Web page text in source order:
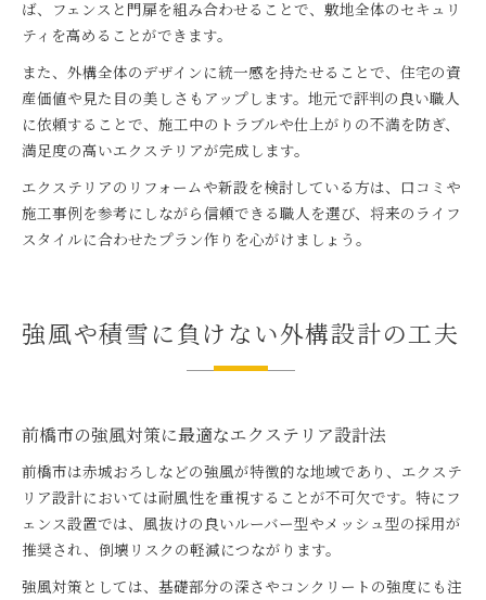
ば、フェンスと門扉を組み合わせることで、敷地全体のセキュリ
ティを高めることができます。
また、外構全体のデザインに統一感を持たせることで、住宅の資
産価値や見た目の美しさもアップします。地元で評判の良い職人
に依頼することで、施工中のトラブルや仕上がりの不満を防ぎ、
満足度の高いエクステリアが完成します。
エクステリアのリフォームや新設を検討している方は、口コミや
施工事例を参考にしながら信頼できる職人を選び、将来のライフ
スタイルに合わせたプラン作りを心がけましょう。
強風や積雪に負けない外構設計の工夫
前橋市の強風対策に最適なエクステリア設計法
前橋市は赤城おろしなどの強風が特徴的な地域であり、エクステ
リア設計においては耐風性を重視することが不可欠です。特にフ
ェンス設置では、風抜けの良いルーバー型やメッシュ型の採用が
推奨され、倒壊リスクの軽減につながります。
強風対策としては、基礎部分の深さやコンクリートの強度にも注